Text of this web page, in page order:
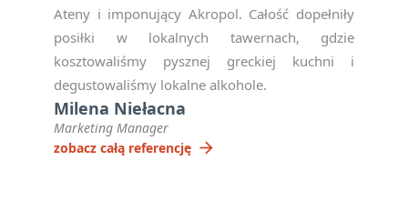
Ateny i imponujący Akropol. Całość dopełniły
posiłki w lokalnych tawernach, gdzie
kosztowaliśmy pysznej greckiej kuchni i
degustowaliśmy lokalne alkohole.
Milena Niełacna
Marketing Manager
zobacz całą referencję arrow_forward